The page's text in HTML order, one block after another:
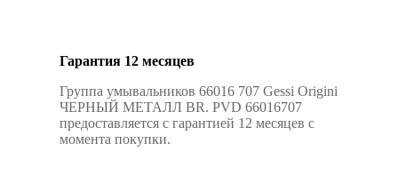
Гарантия 12 месяцев
Группа умывальников 66016 707 Gessi Origini
ЧЕРНЫЙ МЕТАЛЛ BR. PVD 66016707
предоставляется с гарантией 12 месяцев с
момента покупки.